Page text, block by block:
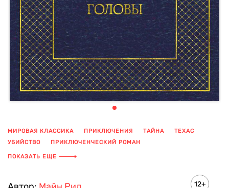
МИРОВАЯ КЛАССИКА ПРИКЛЮЧЕНИЯ ТАЙНА
ТЕХАС
УБИЙСТВО
ПРИКЛЮЧЕНЧЕСКИЙ РОМАН
ВСАДНИК БЕЗ ГОЛОВЫ
ПОКАЗАТЬ ЕЩЕ
12+